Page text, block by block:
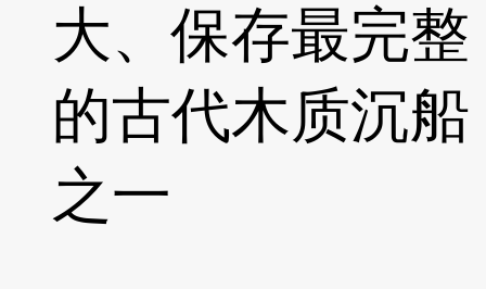
大、保存最完整
的古代木质沉船
之一